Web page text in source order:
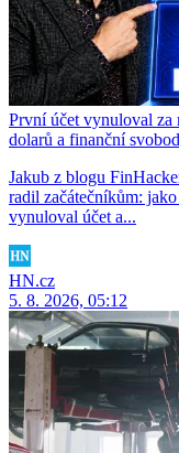
První účet vynuloval za
dolarů a finanční
Jakub z blogu
radil začátečníkům:
vynuloval účet a...
HN.cz
5. 8. 2026, 05:12